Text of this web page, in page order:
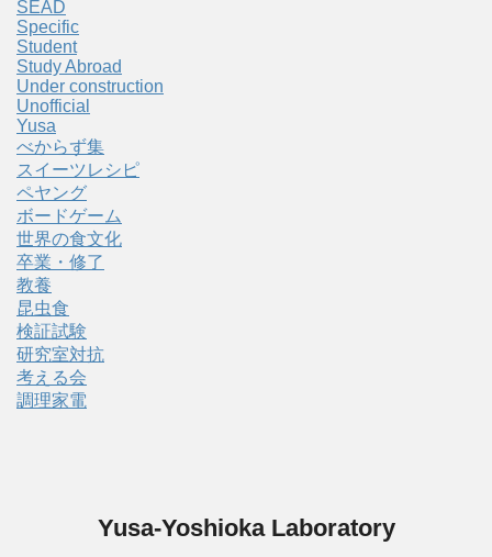
SEAD
Specific
Student
Study Abroad
Under construction
Unofficial
Yusa
べからず集
スイーツレシピ
ペヤング
ボードゲーム
世界の食文化
卒業・修了
教養
昆虫食
検証試験
研究室対抗
考える会
調理家電
Yusa-Yoshioka Laboratory